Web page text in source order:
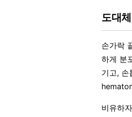
도대
손가락
하게 분
기고, 손
비유하